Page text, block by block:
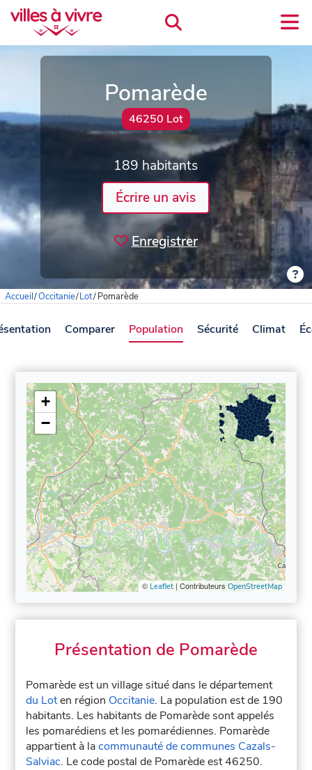
Pomarède
46250 Lot
189 habitants
Écrire un avis
Enregistrer
Accueil/Occitanie/Lot/Pomarède
Comparer Population Sécurité Climat
+
−
© Leaflet| Contributeurs OpenStreetMap
Présentation de Pomarède
Pomarède est un village situé dans le département
du Loten région Occitanie. La population est de 190
habitants. Les habitants de Pomarède sont appelés
les pomarédiens et les pomarédiennes. Pomarède
appartient à lacommunauté de communes Cazals-
Salviac. Le code postal de Pomarède est 46250.